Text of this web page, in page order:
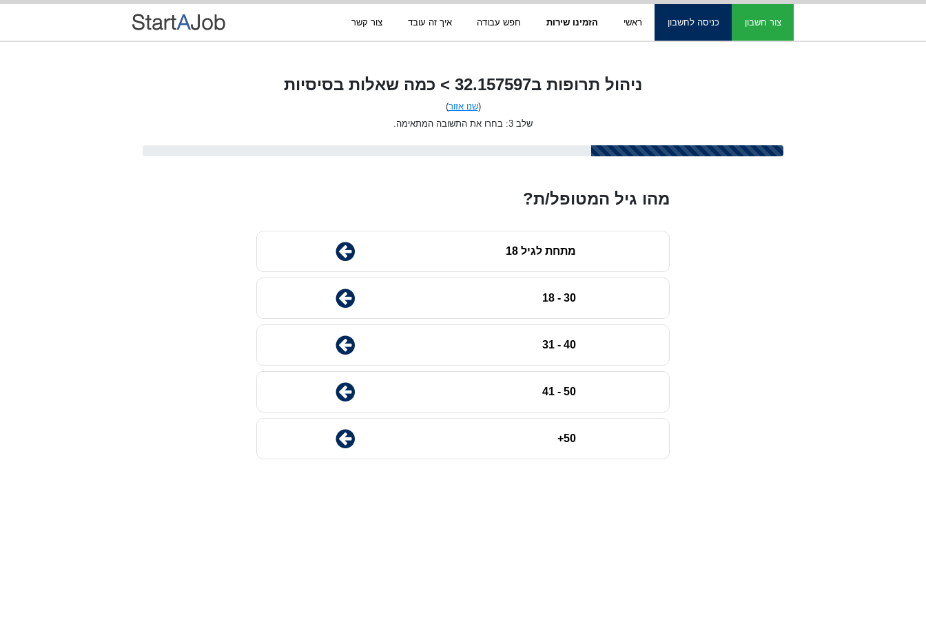
צור חשבון כניסה לחשבון ראשי הזמינו שירות חפש עבודה איך זה עובד צור קשר
ניהול תרופות ב32.157597 > כמה שאלות בסיסיות
(שנו אזור)
שלב 3: בחרו את התשובה המתאימה.
מהו גיל המטופל/ת?
מתחת לגיל 18
30 - 18
40 - 31
50 - 41
50+